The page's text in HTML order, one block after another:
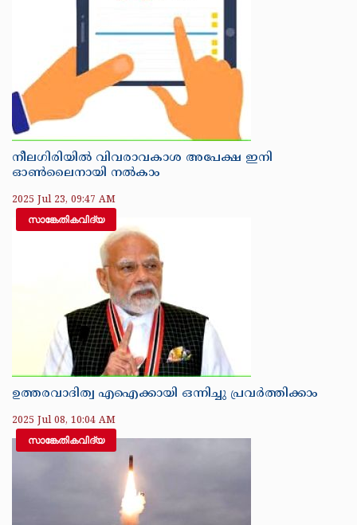
നീലഗിരിയിൽ വിവരാവകാശ അപേക്ഷ ഇനി
ഓൺലൈനായി നൽകാം
2025 Jul 23, 09:47 AM
സാങ്കേതികവിദ്യ
ഉത്തരവാദിത്വ എഐക്കായി ഒന്നിച്ചു പ്രവർത്തിക്കാം
2025 Jul 08, 10:04 AM
സാങ്കേതികവിദ്യ